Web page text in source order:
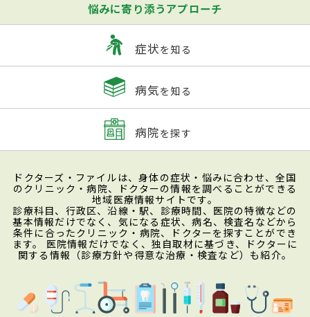
悩みに寄り添うアプローチ
症状を知る
病気を知る
病院を探す
ドクターズ・ファイルは、身体の症状・悩みに合わせ、全国
のクリニック・病院、ドクターの情報を調べることができる
地域医療情報サイトです。
診療科目、行政区、沿線・駅、診療時間、医院の特徴などの
基本情報だけでなく、気になる症状、病名、検査名などから
条件に合ったクリニック・病院、ドクターを探すことができ
ます。 医院情報だけでなく、独自取材に基づき、ドクターに
関する情報（診療方針や得意な治療・検査など）も紹介。